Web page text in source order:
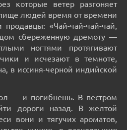
которые ветер разгоняет
людей время от времени
продавцы: «Чай-чай-чай-чай,
сбереженную дремоту —
ногтями протягивают
и исчезают в темноте,
в иссиня-черной индийской
— и погибнешь. В пестром
дороги назад. В желтой
вони и тягучих ароматов,